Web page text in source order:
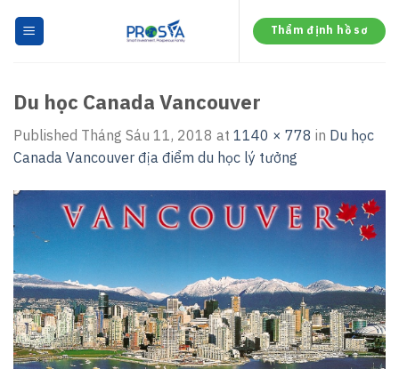
Thẩm định hồ sơ
Du học Canada Vancouver
Published Tháng Sáu 11, 2018 at 1140 × 778 in Du học
Canada Vancouver địa điểm du học lý tưởng